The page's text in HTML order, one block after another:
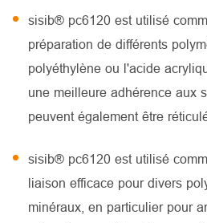
sisib® pc6120 est utilisé
préparation de différents
polyéthylène ou l'acide
une meilleure adhérence aux
peuvent également être
sisib® pc6120 est utilisé
liaison efficace pour divers
minéraux, en particulier pour